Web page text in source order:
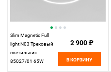
Slim Magnetic Full
light N03 Трековый
светильник
85027/01 65W
2 900 ₽
В КОРЗИНУ